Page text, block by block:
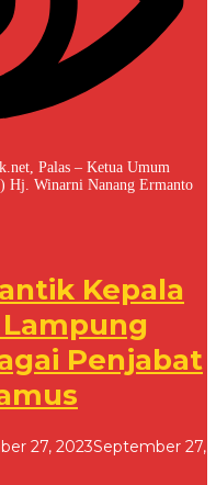
Palas – Ketua Umum
Hj. Winarni Nanang Ermanto
Kepala
Penjabat
27, 2023September 27,